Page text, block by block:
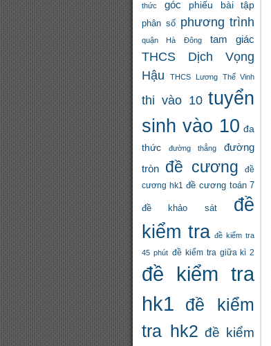
thức góc phiếu bài tập
phân số phương trình
quận Hà Đông tam giác
THCS Dịch Vọng
Hậu
THCS Lương Thế Vinh
thi vào 10 tuyển
sinh vào 10 đa
thức
đường thẳng
đường
tròn đề cương
đề
cương hk1
đề cương toán 7
đề khảo sát
đề
kiểm tra đề kiểm tra
45 phút đề kiểm tra giữa kì 2
đề kiểm tra
hk1
đề kiểm
tra hk2 đề kiểm